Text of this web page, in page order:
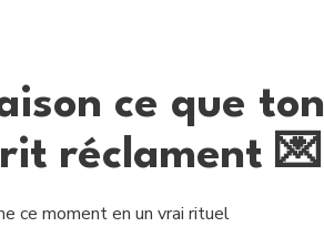
ce que ton
réclament 💌
ce moment en un vrai rituel